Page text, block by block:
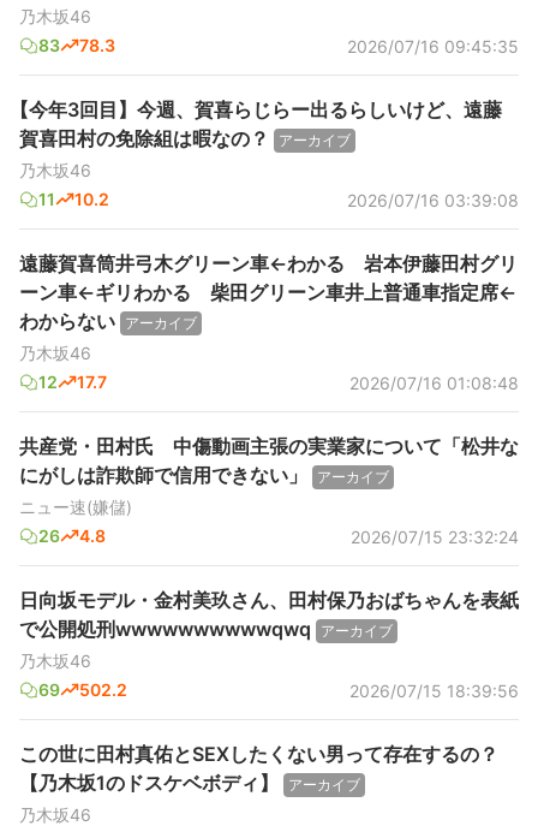
乃木坂46
83
78.3 2026/07/16 09:45:35
【今年3回目】今週、賀喜らじらー出るらしいけど、遠藤
賀喜田村の免除組は暇なの？
アーカイブ
乃木坂46
11
10.2 2026/07/16 03:39:08
遠藤賀喜筒井弓木グリーン車←わかる 岩本伊藤田村グリ
ーン車←ギリわかる 柴田グリーン車井上普通車指定席←
わからない アーカイブ
乃木坂46
12
17.7 2026/07/16 01:08:48
共産党・田村氏 中傷動画主張の実業家について「松井な
にがしは詐欺師で信用できない」
アーカイブ
ニュー速(嫌儲)
26
4.8 2026/07/15 23:32:24
日向坂モデル・金村美玖さん、田村保乃おばちゃんを表紙
で公開処刑wwwwwwwwwwqwq
アーカイブ
乃木坂46
69
502.2 2026/07/15 18:39:56
この世に田村真佑とSEXしたくない男って存在するの？
【乃木坂1のドスケベボディ】
アーカイブ
乃木坂46